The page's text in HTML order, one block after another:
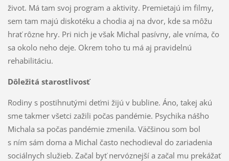
život. Má tam svoj program a aktivity. Premietajú im filmy,
sem tam majú diskotéku a chodia aj na dvor, kde sa môžu
hrať rôzne hry. Pri nich je však Michal pasívny, ale vníma, čo
sa okolo neho deje. Okrem toho tu má aj pravidelnú
rehabilitáciu.
Dôležitá starostlivosť
Rodiny s postihnutými deťmi žijú v bubline. Áno, takej akú
sme takmer všetci zažili počas pandémie. Psychika nášho
Michala sa počas pandémie zmenila. Väčšinou som bol
s ním sám doma a Michal často nechodieval do zariadenia
sociálnych služieb. Začal byť nervóznejší a začal mu prekážať